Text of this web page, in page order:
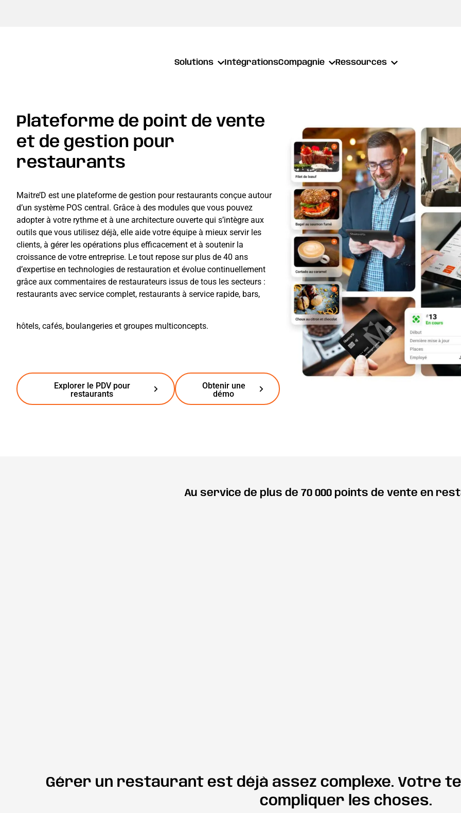
Solutions IntégrationsCompagnie Ressources
Plateforme de point de vente
et de gestion pour
restaurants
Maitre’D est une plateforme de gestion pour restaurants conçue autour
d’un système POS central. Grâce à des modules que vous pouvez
adopter à votre rythme et à une architecture ouverte qui s’intègre aux
outils que vous utilisez déjà, elle aide votre équipe à mieux servir les
clients, à gérer les opérations plus efficacement et à soutenir la
croissance de votre entreprise. Le tout repose sur plus de 40 ans
d’expertise en technologies de restauration et évolue continuellement
grâce aux commentaires de restaurateurs issus de tous les secteurs :
restaurants avec service complet, restaurants à service rapide, bars,
hôtels, cafés, boulangeries et groupes multiconcepts.
Explorer le PDV pour
restaurants
Obtenir une
démo
Au service de plus de 70 000 points de vente en
Gérer un restaurant est déjà assez complexe. Votre
compliquer les choses.